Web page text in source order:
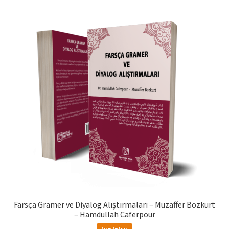
Farsça Gramer ve Diyalog Alıştırmaları – Muzaffer Bozkurt
– Hamdullah Caferpour